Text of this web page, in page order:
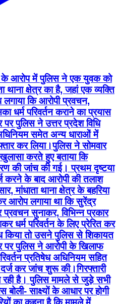
के आरोप में पुलिस ने एक युवक को
थाना क्षेत्र का है, जहां एक व्यक्ति
कि आरोपी प्रवचन,
धर्म परिवर्तन कराने का प्रयास
पुलिस ने उत्तर प्रदेश विधि
अधिनियम समेत अन्य धाराओं में
कर लिया।पुलिस ने सोमवार
करते हुए बताया कि
की जांच की गई। प्रथम दृष्टया
करने के बाद आरोपी की तलाश
थाना क्षेत्र के बहरिया
आरोप लगाया था कि सुरेंद्र
सुनाकर, विभिन्न प्रकार
धर्म परिवर्तन के लिए प्रेरित कर
किया तो उसने पुलिस से शिकायत
पर पुलिस ने आरोपी के खिलाफ
प्रतिषेध अधिनियम सहित
कर जांच शुरू की।गिरफ्तारी
रही है। पुलिस मामले से जुड़े सभी
साक्ष्यों के आधार पर होगी